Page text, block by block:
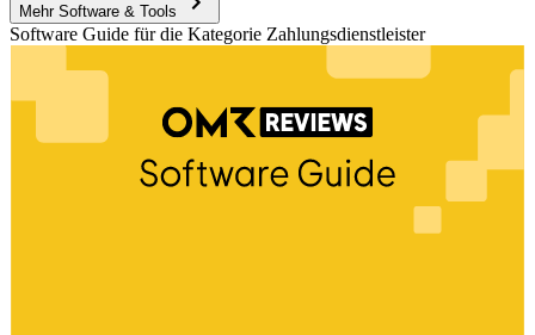
Mehr Software & Tools
Software Guide für die Kategorie Zahlungsdienstleister